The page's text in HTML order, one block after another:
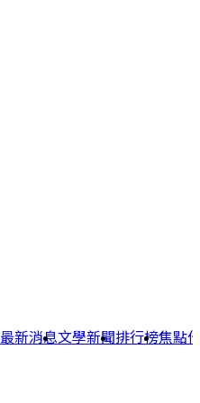
最新消息文學新聞排行榜焦點